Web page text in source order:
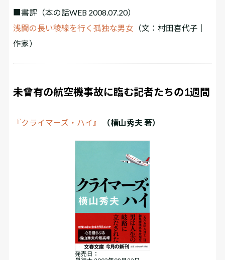
■書評 （本の話WEB 2008.07.20）
浅間の長い稜線を行く孤独な男女 （文：村田喜代子｜
作家）
未曾有の航空機事故に臨む記者たちの1週間
『クライマーズ・ハイ』 （横山秀夫 著）
発売日：